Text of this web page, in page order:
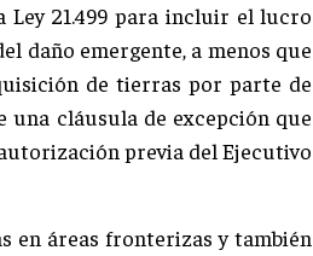
Ley 21.499 para incluir el lucro
daño emergente, a menos que
de tierras por parte de
una cláusula de excepción que
previa del Ejecutivo
en áreas fronterizas y también